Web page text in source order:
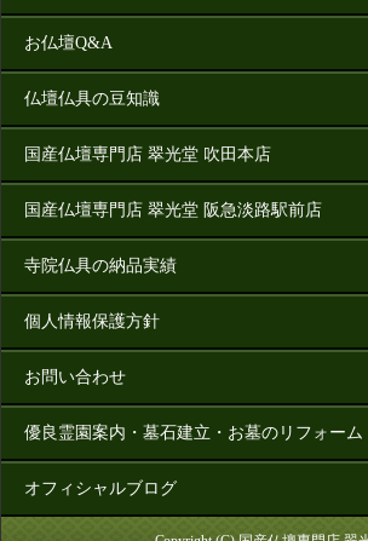
お仏壇Q&A
仏壇仏具の豆知識
国産仏壇専門店 翠光堂 吹田本店
国産仏壇専門店 翠光堂 阪急淡路駅前店
寺院仏具の納品実績
個人情報保護方針
お問い合わせ
優良霊園案内・墓石建立・お墓のリフォーム
オフィシャルブログ